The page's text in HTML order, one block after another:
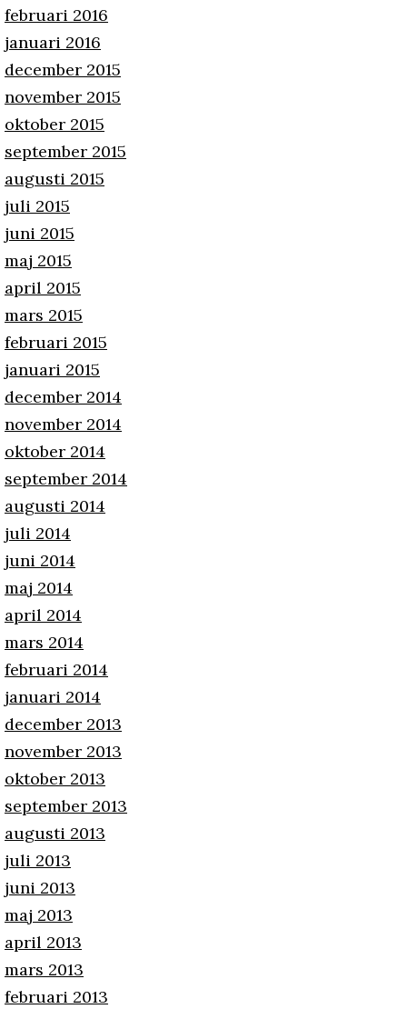
februari 2016
januari 2016
december 2015
november 2015
oktober 2015
september 2015
augusti 2015
juli 2015
juni 2015
maj 2015
april 2015
mars 2015
februari 2015
januari 2015
december 2014
november 2014
oktober 2014
september 2014
augusti 2014
juli 2014
juni 2014
maj 2014
april 2014
mars 2014
februari 2014
januari 2014
december 2013
november 2013
oktober 2013
september 2013
augusti 2013
juli 2013
juni 2013
maj 2013
april 2013
mars 2013
februari 2013